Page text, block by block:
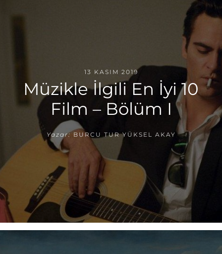
13 KASIM 2019
Müzikle İlgili En İyi 10
Film – Bölüm I
Yazar: BURCU TUR YÜKSEL AKAY